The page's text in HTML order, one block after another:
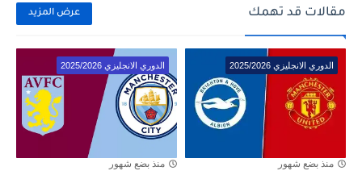
مقالات قد تهمك عرض المزيد
الدوري الانجليزي 2025/2026
منذ بضع شهور
الدوري الانجليزي 2025/2026
منذ بضع شهور